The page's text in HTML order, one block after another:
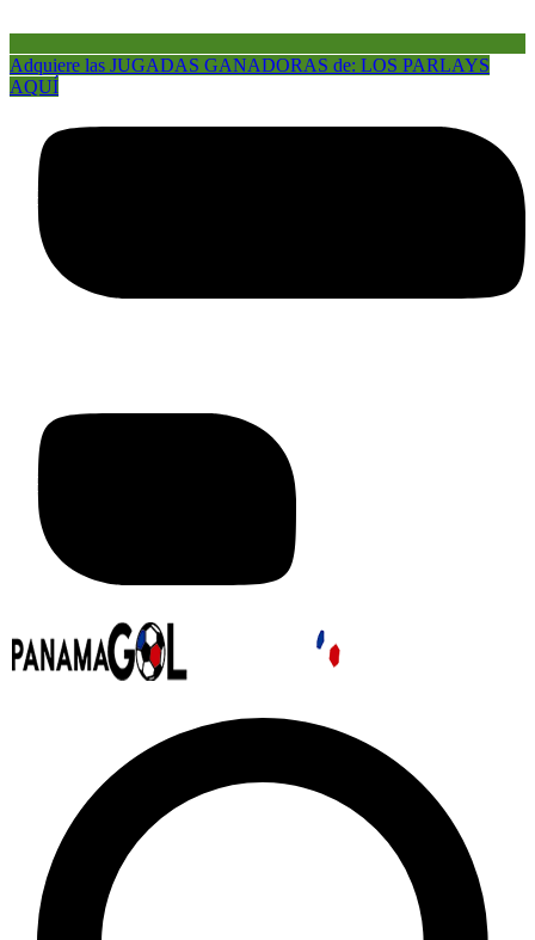
Adquiere las JUGADAS GANADORAS de: LOS PARLAYS
AQUÍ